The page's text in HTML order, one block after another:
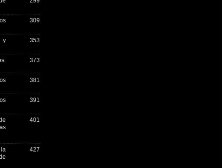
309
y
353
373
381
391
401
427